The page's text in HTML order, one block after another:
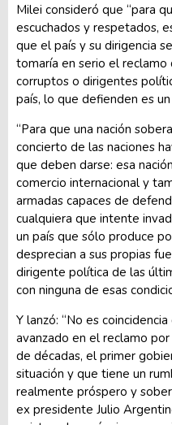
Milei consideró que “para
escuchados y respetados,
que el país y su dirigencia
tomaría en serio el
corruptos o dirigentes
país, lo que defienden es
“Para que una nación
concierto de las naciones
que deben darse: esa
comercio internacional y
armadas capaces de
cualquiera que intente
un país que sólo produce
desprecian a sus propias
dirigente política de las
con ninguna de esas
Y lanzó: “No es
avanzado en el reclamo
de décadas, el primer
situación y que tiene un
realmente próspero y
ex presidente Julio